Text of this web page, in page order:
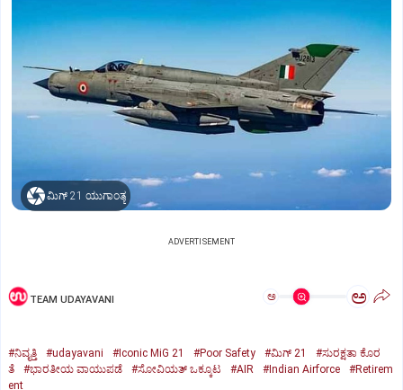
ಮಿಗ್‌ 21 ಯುಗಾಂತ್ಯ
ADVERTISEMENT
TEAM UDAYAVANI ಅ ಅ
#ನಿವೃತ್ತಿ #udayavani #Iconic MiG 21 #Poor Safety #ಮಿಗ್‌ 21
#ಸುರಕ್ಷತಾ ಕೊರ
ತೆ
#ಭಾರತೀಯ ವಾಯುಪಡೆ #ಸೋವಿಯತ್‌ ಒಕ್ಕೂಟ #AIR #Indian Airforce
#Retirem
ent